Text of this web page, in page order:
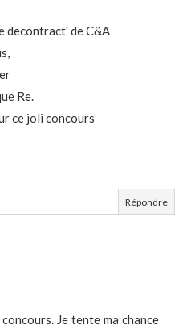
decontract' de C&A
Re.
ce joli concours
Répondre
Je tente ma chance